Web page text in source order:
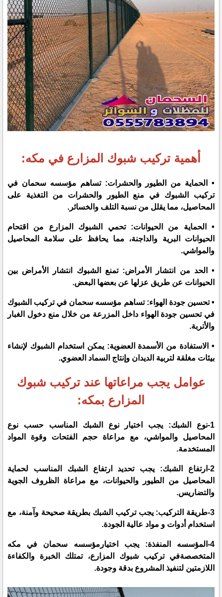
أهمية تركيب شبوك المزارع في مكه:
• الحماية من الطيور والحشرات: تساهم مؤسسه سحمان في
تركيب الشبوك في منع الطيور والحشرات من التغذية على
المحاصيل، مما يقلل من نسبة التلف والخسائر.
• الحماية من الحيوانات: تحمي الشبوك المزارع من اقتحام
الحيوانات البرية والداجنة، مما يحافظ على سلامة المحاصيل
والمواشي.
• الحد من انتشار الأمراض: تمنع الشبوك انتشار الأمراض بين
الحيوانات عن طريق عزلها عن بعضها البعض.
• تحسين جودة الهواء: تساهم مؤسسه سحمان في تركيب الشبوك
في تحسين جودة الهواء داخل المزرعة من خلال منع دخول الغبار
والأتربة.
• الاستفادة من الأسمدة العضوية: يمكن استخدام الشبوك لإنشاء
بيئات مغلقة لتربية الديدان وإنتاج السماد العضوي.
عوامل يجب مراعاتها عند تركيب شبوك
المزارع بمكه:
1-نوع الشبك:
يجب اختيار نوع الشبك المناسب حسب نوع
المحاصيل والمواشي، مع مراعاة حجم الفتحات وقوة المواد
المستخدمة.
2-ارتفاع الشبك:
يجب تحديد ارتفاع الشبك المناسب لحماية
المحاصيل من الطيور والحيوانات، مع مراعاة الظروف الجوية
والتضاريس.
3-طريقة التركيب:
يجب تركيب الشبك بطريقة صحيحة وآمنة، مع
استخدام أدوات و مواد عالية الجودة.
4-المؤسسه المنفذة:
يجب اختيارمؤسسه سحمان في مكه
المتخصصةفي تركيب شبوك المزارع، تمتلك الخبرة والكفاءة
اللازمتين لتنفيذ المشروع بدقة وجودة.